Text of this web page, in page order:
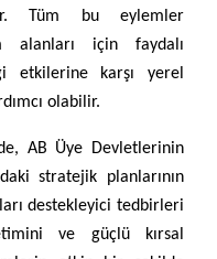
Tüm bu eylemler
alanları için faydalı
etkilerine karşı yerel
olabilir.
AB Üye Devletlerinin
stratejik planlarının
destekleyici tedbirleri
ve güçlü kırsal